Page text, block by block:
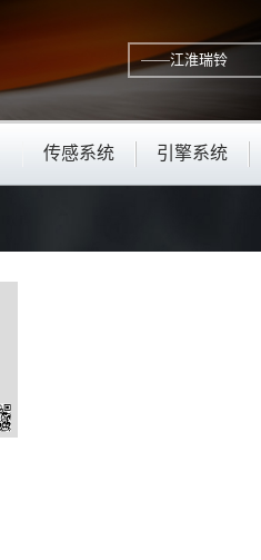
传感系统 引擎系统